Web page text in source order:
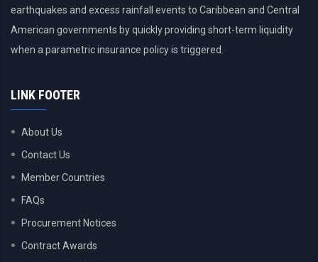
earthquakes and excess rainfall events to Caribbean and Central
American governments by quickly providing short-term liquidity
when a parametric insurance policy is triggered.
LINK FOOTER
About Us
Contact Us
Member Countries
FAQs
Procurement Notices
Contract Awards